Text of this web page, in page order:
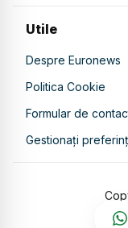
Utile
Despre Euronews
Politica Cookie
Formular de
Gestionați